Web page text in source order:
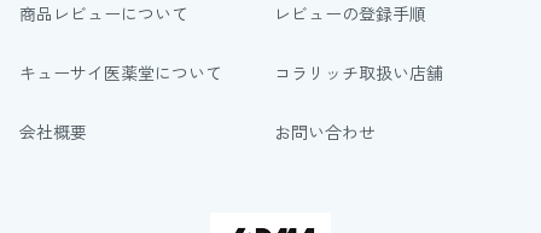
商品レビューについて レビューの登録手順
キューサイ医薬堂について コラリッチ取扱い店舗
会社概要 お問い合わせ